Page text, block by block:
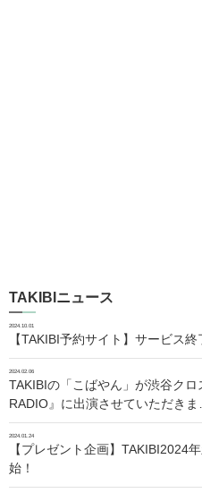
TAKIBIニュース
2024.10.01
【TAKIBI予約サイト】サービス
2024.02.06
TAKIBIの「こばやん」が渋谷ク
RADIO』に出演させていただきま
2024.01.24
【プレゼント企画】TAKIBI2024
始！